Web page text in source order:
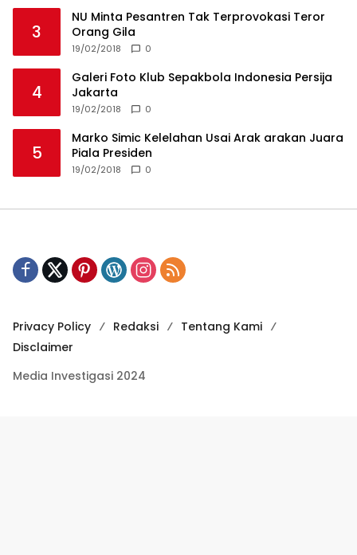
3
NU Minta Pesantren Tak Terprovokasi Teror
Orang Gila
19/02/2018 0
4
Galeri Foto Klub Sepakbola Indonesia Persija
Jakarta
19/02/2018 0
5
Marko Simic Kelelahan Usai Arak arakan Juara
Piala Presiden
19/02/2018 0
Privacy Policy Redaksi
Tentang Kami
Disclaimer
Media Investigasi 2024